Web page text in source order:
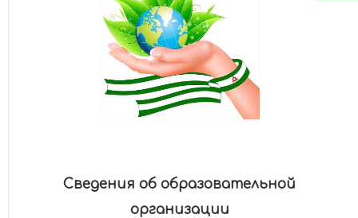
Сведения об образовательной
организации